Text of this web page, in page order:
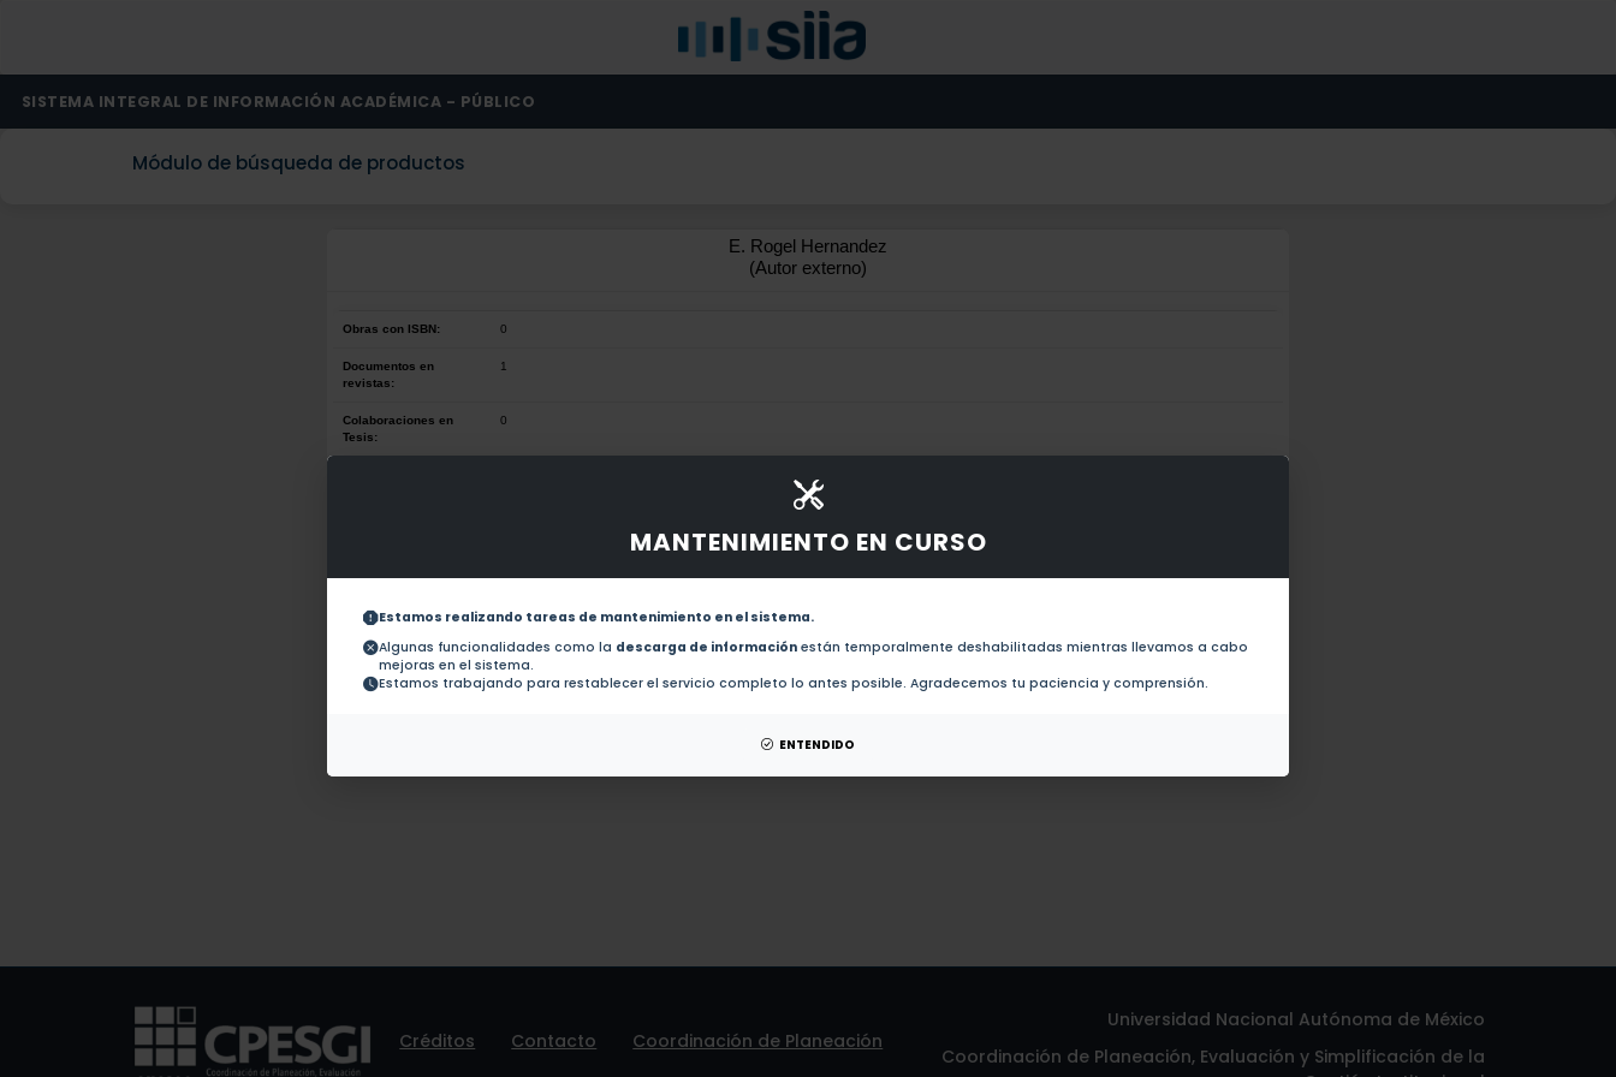
MANTENIMIENTO EN CURSO
Estamos realizando tareas de mantenimiento en el sistema.
Algunas funcionalidades como la descarga de información están temporalmente deshabilitadas mientras llevamos a cabo
mejoras en el sistema.
Estamos trabajando para restablecer el servicio completo lo antes posible. Agradecemos tu paciencia y comprensión.
ENTENDIDO
SISTEMA INTEGRAL DE INFORMACIÓN ACADÉMICA - PÚBLICO
Módulo de búsqueda de productos
E. Rogel Hernandez
(Autor externo)
Obras con ISBN: 0
Documentos en
revistas:
1
Colaboraciones en
Tesis:
0
No hay obras de este autor.
Colaboraciones en
Tesis:
No hay tesis de este autor.
Créditos Contacto Coordinación de Planeación
Universidad Nacional Autónoma de México
Coordinación de Planeación, Evaluación y Simplificación de la